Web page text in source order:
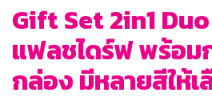
Gift Set 2in1
แฟลชไดร์ฟ พร้อม
กล่อง มีหลายสีให้เ